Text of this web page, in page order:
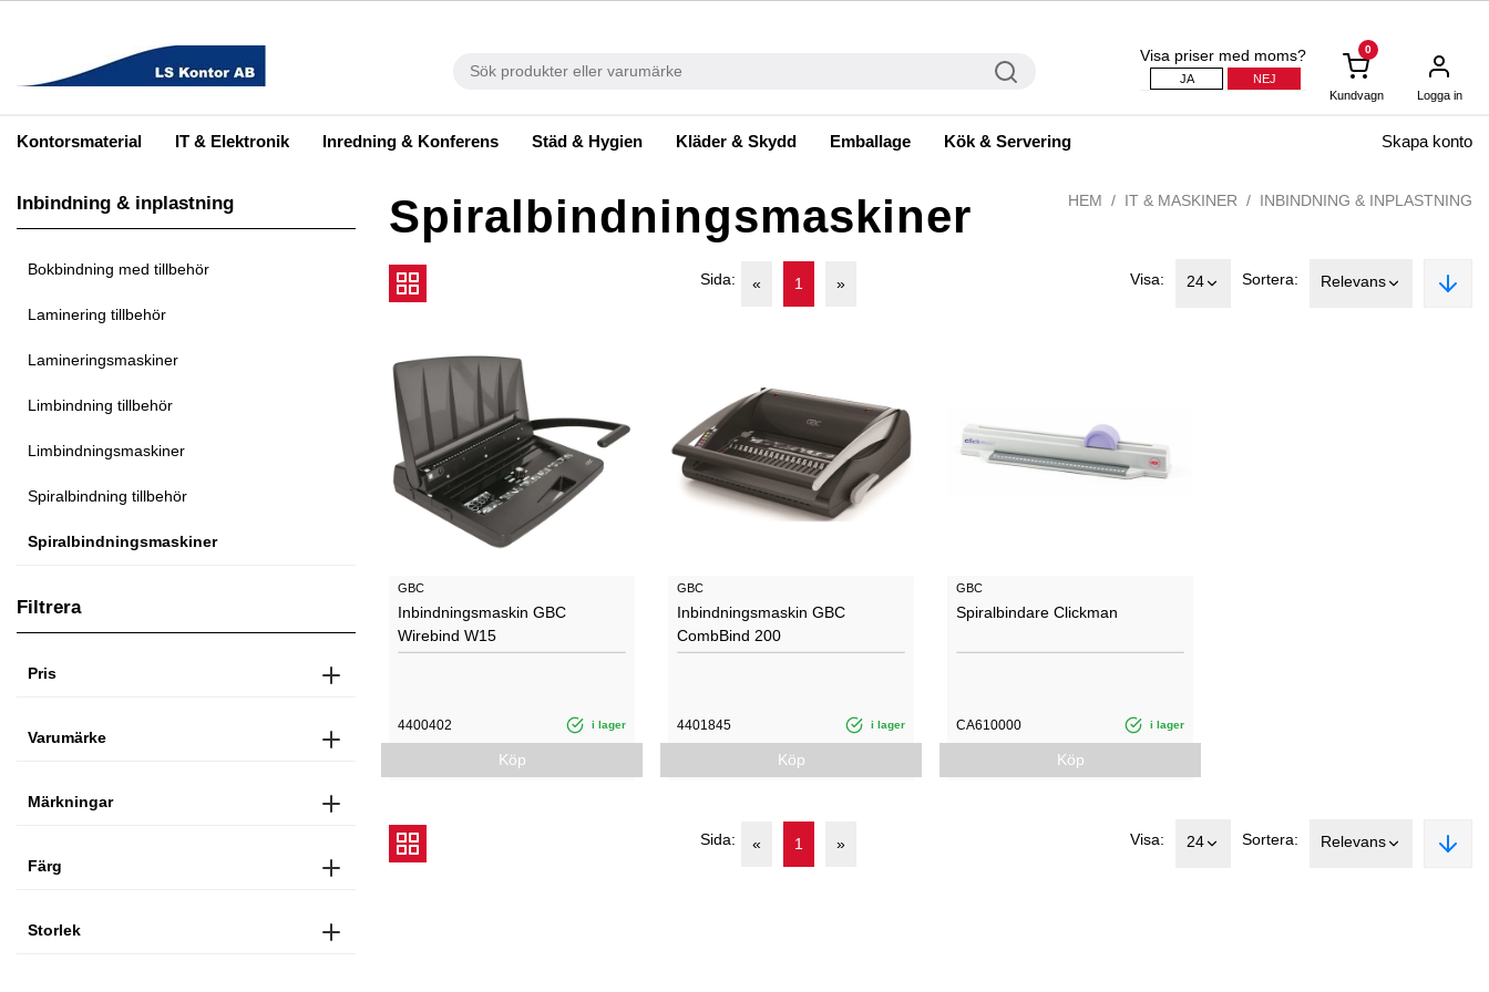
Visa priser med moms?
JA NEJ
0
Kundvagn Logga in
Kontorsmaterial IT & Elektronik Inredning & Konferens Städ & Hygien Kläder & Skydd Emballage Kök & Servering Skapa konto
Inbindning & inplastning
Bokbindning med tillbehör
Laminering tillbehör
Lamineringsmaskiner
Limbindning tillbehör
Limbindningsmaskiner
Spiralbindning tillbehör
Spiralbindningsmaskiner
Filtrera
Pris
Varumärke
Märkningar
Färg
Storlek
HEM IT & MASKINER INBINDNING & INPLASTNING
Spiralbindningsmaskiner
Sida: « 1 » Visa: 24 Sortera: Relevans
GBC
Inbindningsmaskin GBC
Wirebind W15
4400402 i lager
Köp
GBC
Inbindningsmaskin GBC
CombBind 200
4401845 i lager
Köp
GBC
Spiralbindare Clickman
CA610000 i lager
Köp
Sida: « 1 » Visa: 24 Sortera: Relevans